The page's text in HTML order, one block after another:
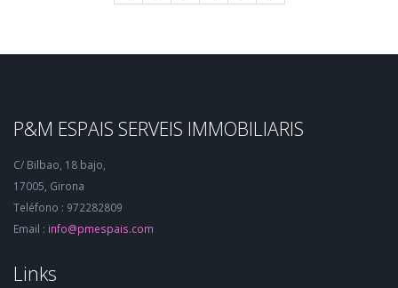
P&M ESPAIS SERVEIS IMMOBILIARIS
C/ Bilbao, 18 bajo,
17005, Girona
Teléfono : 972282809
Email : info@pmespais.com
Links